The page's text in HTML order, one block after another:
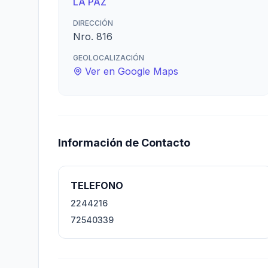
DIRECCIÓN
Nro. 816
GEOLOCALIZACIÓN
Ver en Google Maps
Información de Contacto
TELEFONO
2244216
72540339